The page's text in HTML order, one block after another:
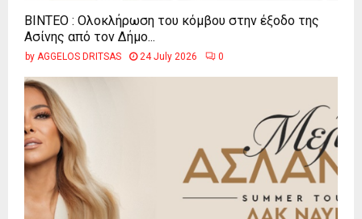
ΒΙΝΤΕΟ : Ολοκλήρωση του κόμβου στην έξοδο της
Ασίνης από τον Δήμο...
by AGGELOS DRITSAS 24 July 2026 0